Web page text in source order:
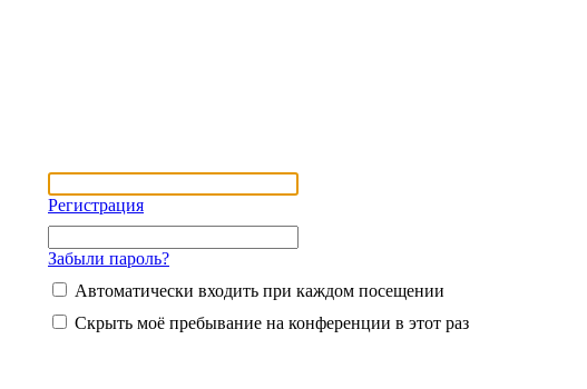
Регистрация
Забыли пароль?
Автоматически входить при каждом посещении
Скрыть моё пребывание на конференции в этот раз